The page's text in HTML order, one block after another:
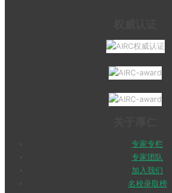
专家专栏
专家团队
加入我们
名校录取榜